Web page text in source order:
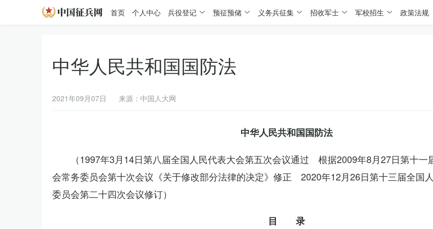
首页 个人中心 兵役登记 预征预储 义务兵征集 招收军士 军校招生 政策法规
中华人民共和国国防法
2021年09月07日 来源：中国人大网
中华人民共和国国防法
（1997年3月14日第八届全国人民代表大会第五次会议通过 根据2009年8月27日第十一
会常务委员会第十次会议《关于修改部分法律的决定》修正 2020年12月26日第十三届全国
委员会第二十四次会议修订）
目 录